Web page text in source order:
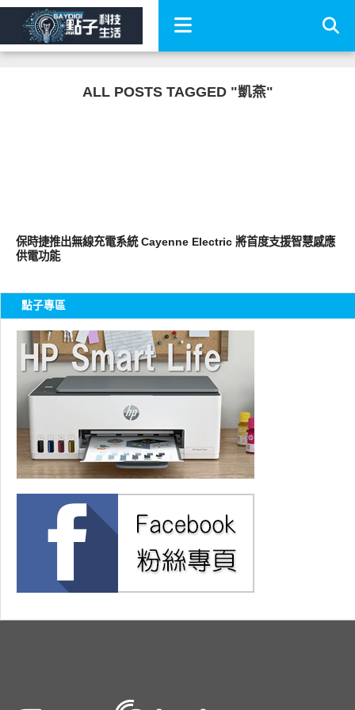
ALL POSTS TAGGED "凱燕"
保時捷推出無線充電系統 Cayenne Electric 將首度支援智慧感應
供電功能
點子專區